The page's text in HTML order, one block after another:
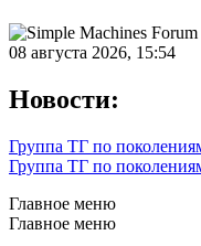
08 августа 2026, 15:54
Новости:
Группа ТГ по
Группа ТГ по
Главное меню
Главное меню